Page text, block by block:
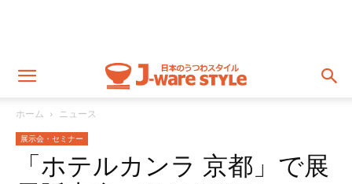
ホーム ニュース
展示会・セミナー
「ホテルカンラ 京都」で展